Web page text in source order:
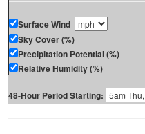
Surface Wind
Sky Cover (%)
Precipitation Potential (%)
Relative Humidity (%)
48-Hour Period Starting: